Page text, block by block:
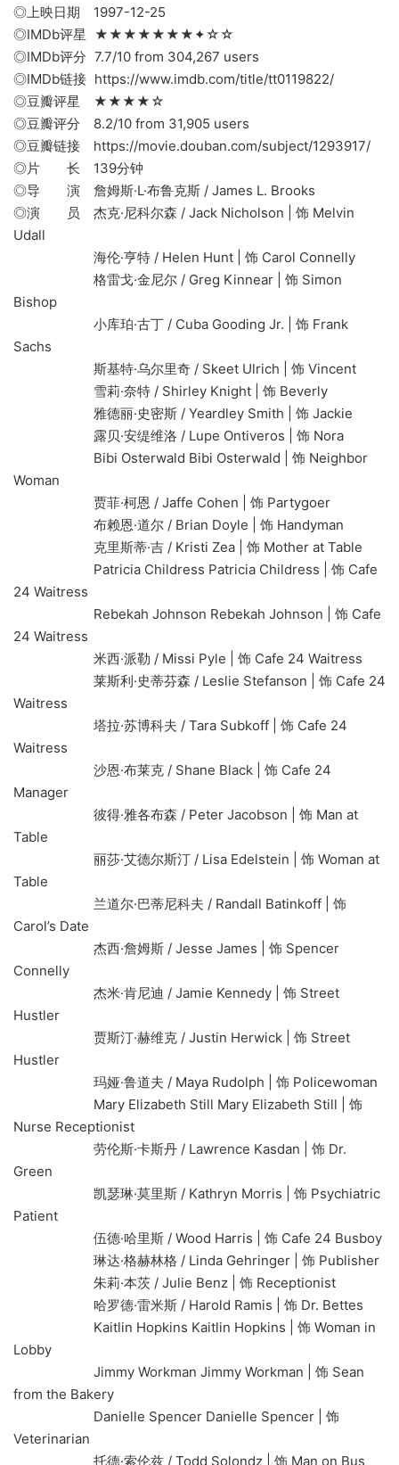
◎上映日期 1997-12-25
◎IMDb评星 ★★★★★★★✦☆☆
◎IMDb评分 7.7/10 from 304,267 users
◎IMDb链接 https://www.imdb.com/title/tt0119822/
◎豆瓣评星 ★★★★☆
◎豆瓣评分 8.2/10 from 31,905 users
◎豆瓣链接 https://movie.douban.com/subject/1293917/
◎片 长 139分钟
◎导 演 詹姆斯·L·布鲁克斯 / James L. Brooks
◎演 员 杰克·尼科尔森 / Jack Nicholson | 饰 Melvin
Udall
海伦·亨特 / Helen Hunt | 饰 Carol Connelly
格雷戈·金尼尔 / Greg Kinnear | 饰 Simon
Bishop
小库珀·古丁 / Cuba Gooding Jr. | 饰 Frank
Sachs
斯基特·乌尔里奇 / Skeet Ulrich | 饰 Vincent
雪莉·奈特 / Shirley Knight | 饰 Beverly
雅德丽·史密斯 / Yeardley Smith | 饰 Jackie
露贝·安缇维洛 / Lupe Ontiveros | 饰 Nora
Bibi Osterwald Bibi Osterwald | 饰 Neighbor
Woman
贾菲·柯恩 / Jaffe Cohen | 饰 Partygoer
布赖恩·道尔 / Brian Doyle | 饰 Handyman
克里斯蒂·吉 / Kristi Zea | 饰 Mother at Table
Patricia Childress Patricia Childress | 饰 Cafe
24 Waitress
Rebekah Johnson Rebekah Johnson | 饰 Cafe
24 Waitress
米西·派勒 / Missi Pyle | 饰 Cafe 24 Waitress
莱斯利·史蒂芬森 / Leslie Stefanson | 饰 Cafe 24
Waitress
塔拉·苏博科夫 / Tara Subkoff | 饰 Cafe 24
Waitress
沙恩·布莱克 / Shane Black | 饰 Cafe 24
Manager
彼得·雅各布森 / Peter Jacobson | 饰 Man at
Table
丽莎·艾德尔斯汀 / Lisa Edelstein | 饰 Woman at
Table
兰道尔·巴蒂尼科夫 / Randall Batinkoff | 饰
Carol’s Date
杰西·詹姆斯 / Jesse James | 饰 Spencer
Connelly
杰米·肯尼迪 / Jamie Kennedy | 饰 Street
Hustler
贾斯汀·赫维克 / Justin Herwick | 饰 Street
Hustler
玛娅·鲁道夫 / Maya Rudolph | 饰 Policewoman
Mary Elizabeth Still Mary Elizabeth Still | 饰
Nurse Receptionist
劳伦斯·卡斯丹 / Lawrence Kasdan | 饰 Dr.
Green
凯瑟琳·莫里斯 / Kathryn Morris | 饰 Psychiatric
Patient
伍德·哈里斯 / Wood Harris | 饰 Cafe 24 Busboy
琳达·格赫林格 / Linda Gehringer | 饰 Publisher
朱莉·本茨 / Julie Benz | 饰 Receptionist
哈罗德·雷米斯 / Harold Ramis | 饰 Dr. Bettes
Kaitlin Hopkins Kaitlin Hopkins | 饰 Woman in
Lobby
Jimmy Workman Jimmy Workman | 饰 Sean
from the Bakery
Danielle Spencer Danielle Spencer | 饰
Veterinarian
托德·索伦兹 / Todd Solondz | 饰 Man on Bus